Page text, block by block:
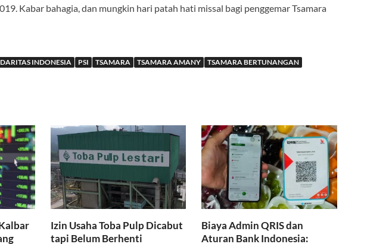
Kabar bahagia, dan mungkin hari patah hati missal bagi penggemar Tsamara
INDONESIA PSI TSAMARA TSAMARA AMANY TSAMARA BERTUNANGAN
Izin Usaha Toba Pulp Dicabut
tapi Belum Berhenti
Biaya Admin QRIS dan
Aturan Bank Indonesia: